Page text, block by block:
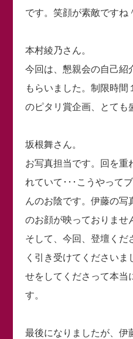
です。笑顔が素敵ですね
本村綾乃さん。
今回は、懇親会の自己紹
もらいました。制限時間
のピタリ賞企画、とても
坂根舞さん。
お写真担当です。回を重
れていて･･･こうやって
んのお陰です。伊藤の写
のお顔が映っておりませ
そして、今回、登壇くだ
く引き受けてください
せをしてくださって本当
す。
最後になりましたが、伊